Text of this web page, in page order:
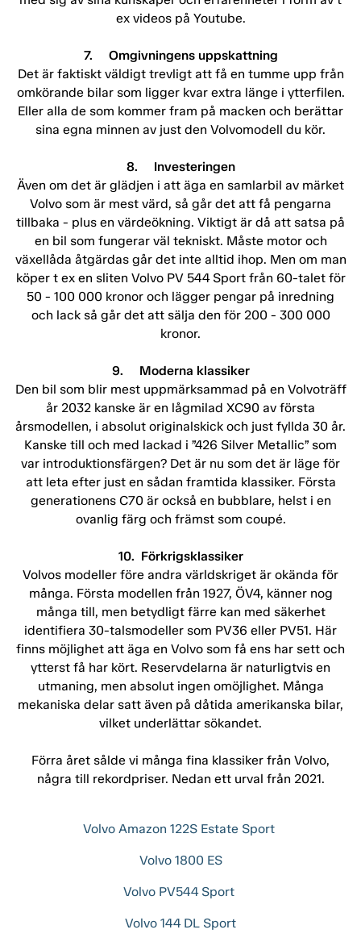
ex videos på Youtube.
7. Omgivningens uppskattning
Det är faktiskt väldigt trevligt att få en tumme upp från
omkörande bilar som ligger kvar extra länge i ytterfilen.
Eller alla de som kommer fram på macken och berättar
sina egna minnen av just den Volvomodell du kör.
8. Investeringen
Även om det är glädjen i att äga en samlarbil av märket
Volvo som är mest värd, så går det att få pengarna
tillbaka - plus en värdeökning. Viktigt är då att satsa på
en bil som fungerar väl tekniskt. Måste motor och
växellåda åtgärdas går det inte alltid ihop. Men om man
köper t ex en sliten Volvo PV 544 Sport från 60-talet för
50 - 100 000 kronor och lägger pengar på inredning
och lack så går det att sälja den för 200 - 300 000
kronor.
9. Moderna klassiker
Den bil som blir mest uppmärksammad på en Volvoträff
år 2032 kanske är en lågmilad XC90 av första
årsmodellen, i absolut originalskick och just fyllda 30 år.
Kanske till och med lackad i ”426 Silver Metallic” som
var introduktionsfärgen? Det är nu som det är läge för
att leta efter just en sådan framtida klassiker. Första
generationens C70 är också en bubblare, helst i en
ovanlig färg och främst som coupé.
10. Förkrigsklassiker
Volvos modeller före andra världskriget är okända för
många. Första modellen från 1927, ÖV4, känner nog
många till, men betydligt färre kan med säkerhet
identifiera 30-talsmodeller som PV36 eller PV51. Här
finns möjlighet att äga en Volvo som få ens har sett och
ytterst få har kört. Reservdelarna är naturligtvis en
utmaning, men absolut ingen omöjlighet. Många
mekaniska delar satt även på dåtida amerikanska bilar,
vilket underlättar sökandet.
Förra året sålde vi många fina klassiker från Volvo,
några till rekordpriser. Nedan ett urval från 2021.
Volvo Amazon 122S Estate Sport
Volvo 1800 ES
Volvo PV544 Sport
Volvo 144 DL Sport